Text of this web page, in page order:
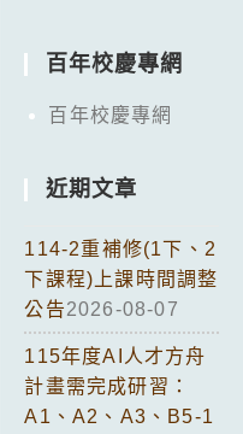
百年校慶專網
百年校慶專網
近期文章
114-2重補修(1下、2
下課程)上課時間調整
公告2026-08-07
115年度AI人才方舟
計畫需完成研習：
A1、A2、A3、B5-1